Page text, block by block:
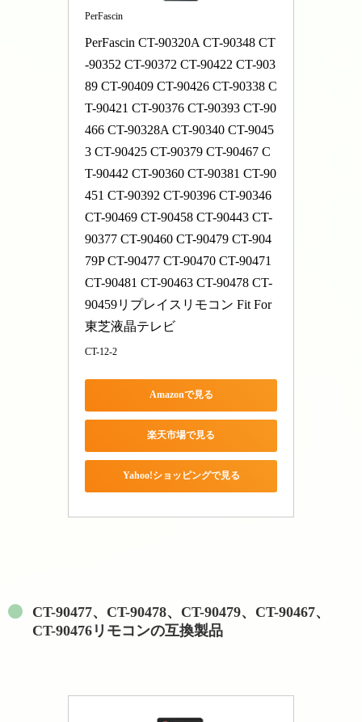
PerFascin
PerFascin CT-90320A CT-90348 CT
-90352 CT-90372 CT-90422 CT-903
89 CT-90409 CT-90426 CT-90338 C
T-90421 CT-90376 CT-90393 CT-90
466 CT-90328A CT-90340 CT-9045
3 CT-90425 CT-90379 CT-90467 C
T-90442 CT-90360 CT-90381 CT-90
451 CT-90392 CT-90396 CT-90346
CT-90469 CT-90458 CT-90443 CT-
90377 CT-90460 CT-90479 CT-904
79P CT-90477 CT-90470 CT-90471
CT-90481 CT-90463 CT-90478 CT-
90459リプレイスリモコン Fit For
東芝液晶テレビ
CT-12-2
Amazonで見る
楽天市場で見る
Yahoo!ショッピングで見る
CT-90477、CT-90478、CT-90479、CT-90467、
CT-90476リモコンの互換製品